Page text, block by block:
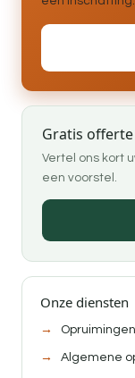
Gratis
Vertel ons kort
een voorstel.
Onze diensten
Opruimingen
Algemene